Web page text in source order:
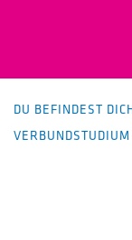
DU BEFINDEST